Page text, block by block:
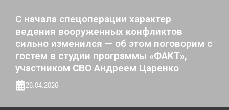
С начала спецоперации характер
ведения вооруженных конфликтов
сильно изменился — об этом поговорим с
гостем в студии программы «ФАКТ»,
участником СВО Андреем Царенко
28.04.2026